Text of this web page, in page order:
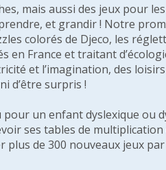
mais aussi des jeux pour
et grandir ! Notre
colorés de Djeco, les
France et traitant
et l’imagination, des
d’être surpris !
un enfant dyslexique
ses tables de
de 300 nouveaux jeux par